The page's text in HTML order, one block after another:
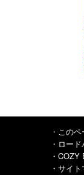
・この
・ロー
・
・サイ